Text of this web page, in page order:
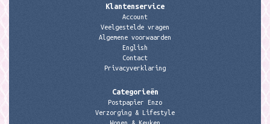
Klantenservice
Account
Veelgestelde vragen
Algemene voorwaarden
English
Contact
Privacyverklaring
Categorieën
Postpapier Enzo
Verzorging & Lifestyle